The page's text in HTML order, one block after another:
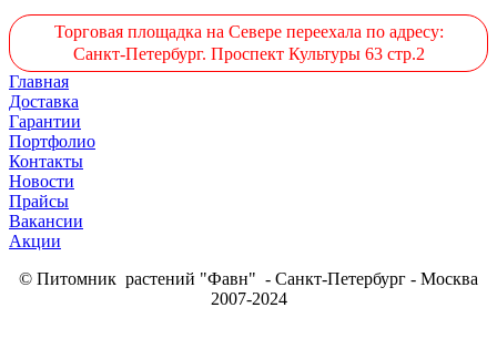
Торговая площадка на Севере переехала по адресу:
Санкт-Петербург. Проспект Культуры 63 стр.2
Главная
Доставка
Гарантии
Портфолио
Контакты
Новости
Прайсы
Вакансии
Акции
© Питомник растений "Фавн" - Санкт-Петербург - Москва
2007-2024